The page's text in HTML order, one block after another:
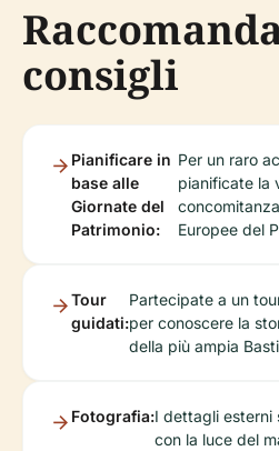
consigli
Pianificare in
base alle
Giornate del
Patrimonio:
Per un raro
pianificate la
Europee del
Tour
guidati:
Partecipate a un
per conoscere la
della più ampia
Fotografia:I dettagli esterni
con la luce del